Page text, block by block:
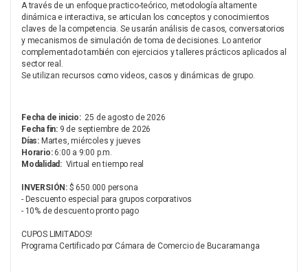
A través de un enfoque practico-teórico, metodología altamente
dinámica e interactiva, se articulan los conceptos y conocimientos
claves de la competencia. Se usarán análisis de casos, conversatorios
y mecanismos de simulación de toma de decisiones. Lo anterior
complementado también con ejercicios y talleres prácticos aplicados al
sector real.
Se utilizan recursos como videos, casos y dinámicas de grupo.
Fecha de inicio: 25 de agosto de 2026
Fecha fin: 9 de septiembre de 2026
Días: Martes, miércoles y jueves
Horario:6:00 a 9:00 p.m.
Modalidad: Virtual en tiempo real
INVERSIÓN: $ 650.000 persona
- Descuento especial para grupos corporativos
- 10% de descuento pronto pago
CUPOS LIMITADOS!
Programa Certificado por Cámara de Comercio de Bucaramanga